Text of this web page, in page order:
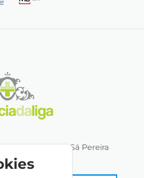
Rita Miranda de Sá Pereira